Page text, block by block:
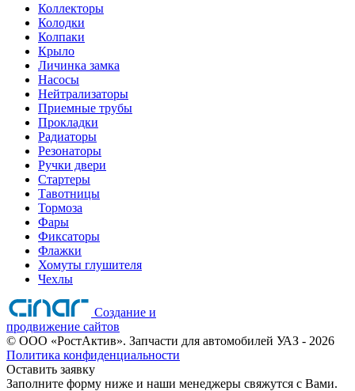
Коллекторы
Колодки
Колпаки
Крыло
Личинка замка
Насосы
Нейтрализаторы
Приемные трубы
Прокладки
Радиаторы
Резонаторы
Ручки двери
Стартеры
Тавотницы
Тормоза
Фары
Фиксаторы
Флажки
Хомуты глушителя
Чехлы
Создание и
продвижение сайтов
© ООО «РостАктив». Запчасти для автомобилей УАЗ - 2026
Политика конфиденциальности
Оставить заявку
Заполните форму ниже и наши менеджеры свяжутся с Вами.